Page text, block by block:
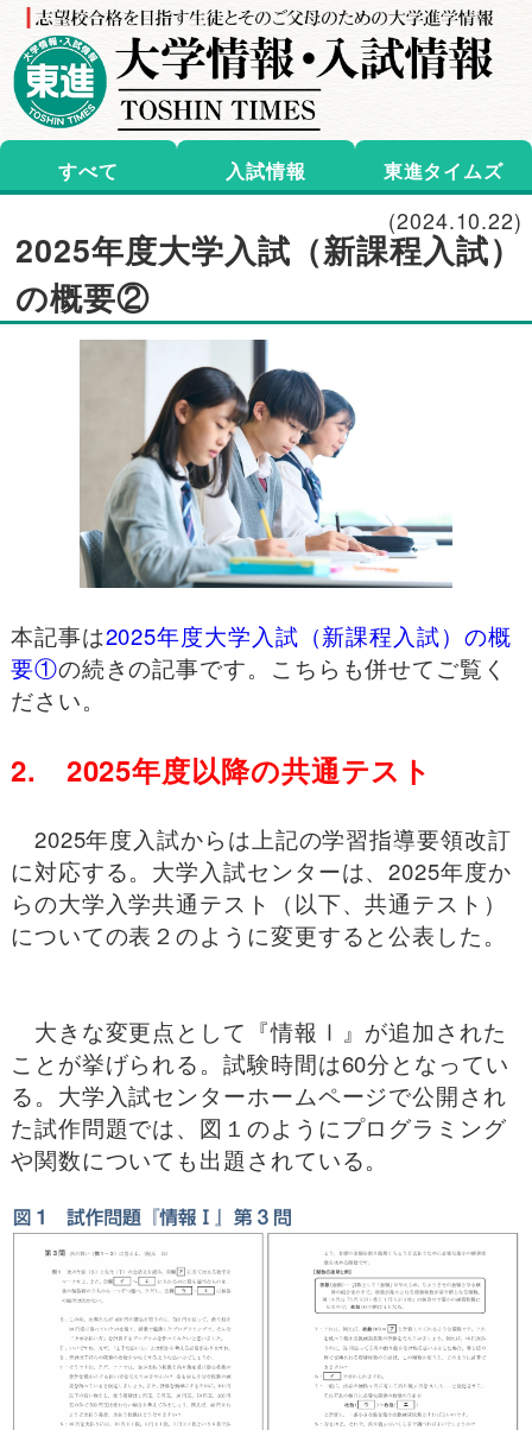
すべて 入試情報 東進タイムズ
2025年度大学入試（新課程入試）
の概要②
(2024.10.22)
本記事は2025年度大学入試（新課程入試）の概
要①の続きの記事です。こちらも併せてご覧く
ださい。
2. 2025年度以降の共通テスト
2025年度入試からは上記の学習指導要領改訂
に対応する。大学入試センターは、2025年度か
らの大学入学共通テスト（以下、共通テスト）
についての表２のように変更すると公表した。
大きな変更点として『情報Ⅰ』が追加された
ことが挙げられる。試験時間は60分となってい
る。大学入試センターホームページで公開され
た試作問題では、図１のようにプログラミング
や関数についても出題されている。